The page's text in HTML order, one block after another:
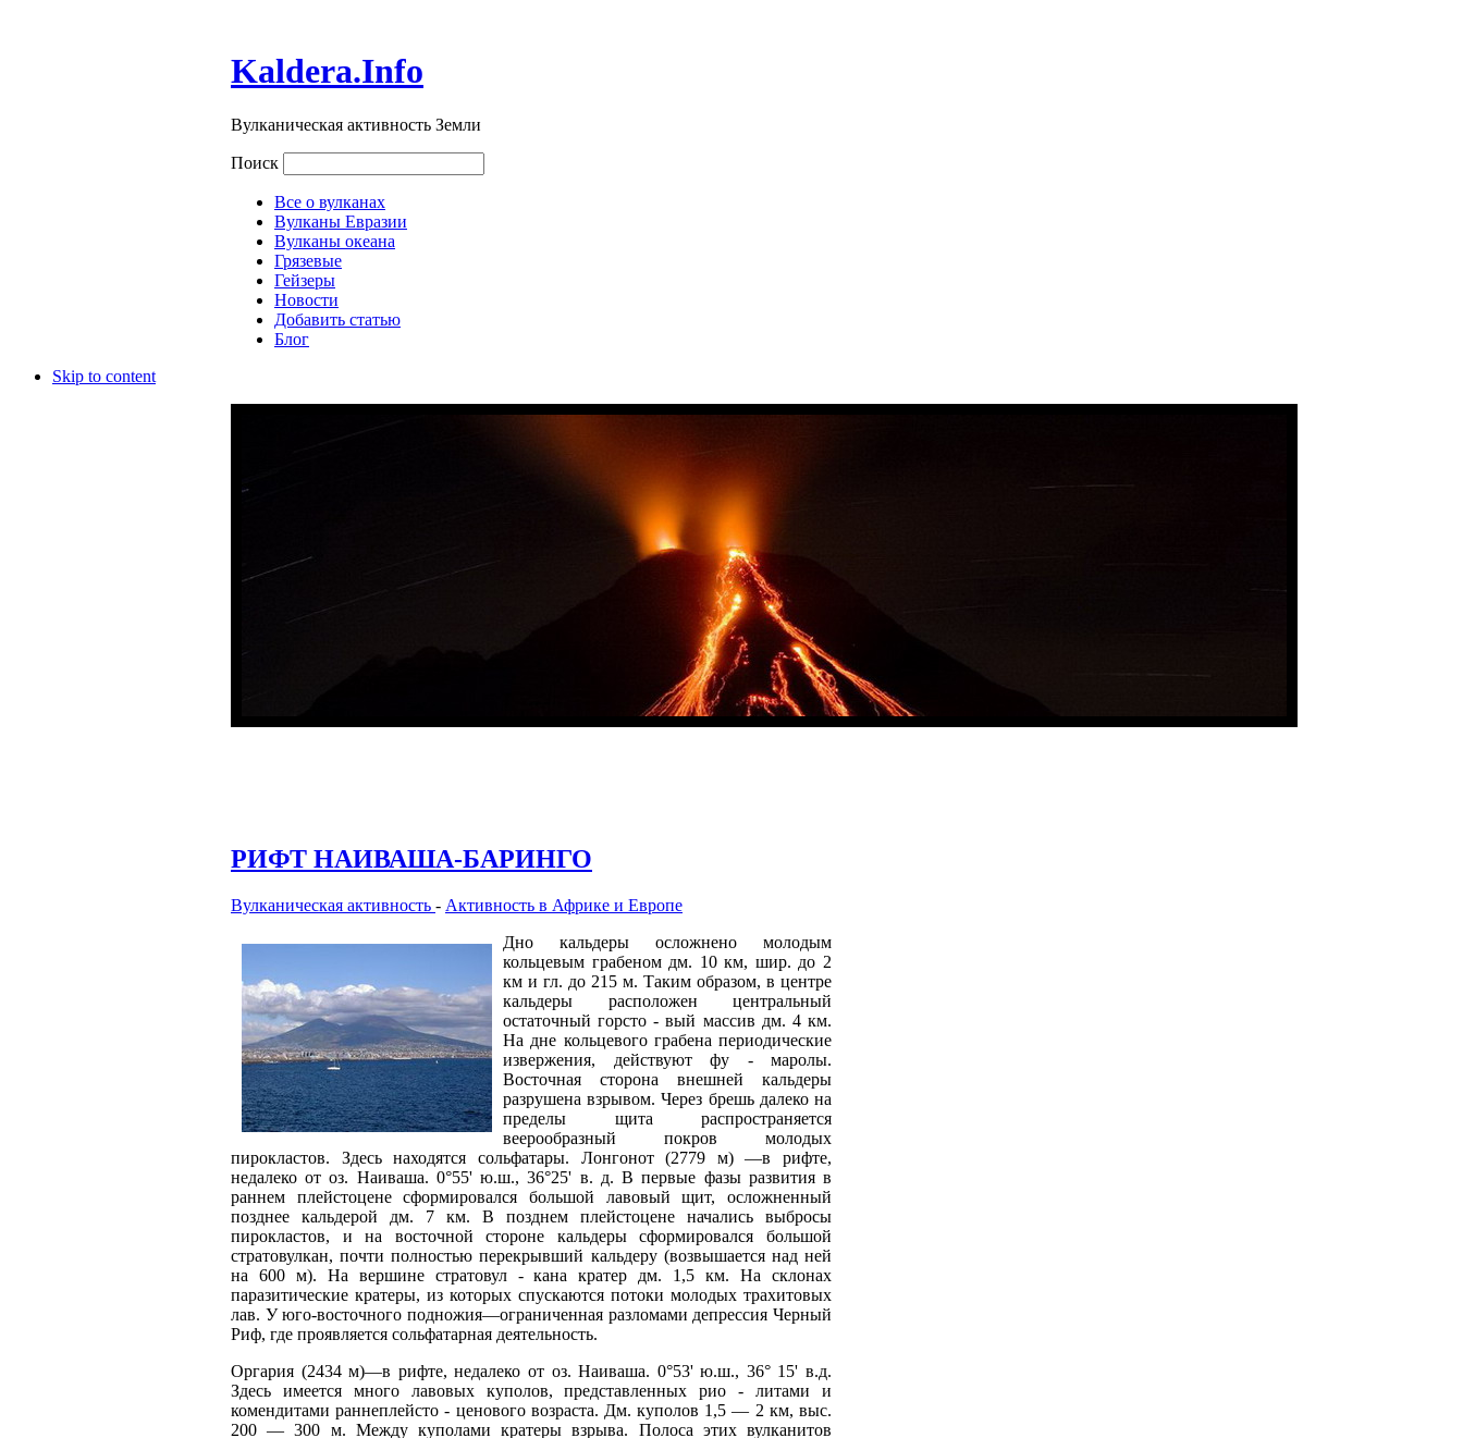
Kaldera.Info
Вулканическая активность Земли
Поиск
Все о вулканах
Вулканы Евразии
Вулканы океана
Грязевые
Гейзеры
Новости
Добавить статью
Блог
Skip to content
РИФТ НАИВАША-БАРИНГО
Вулканическая активность - Активность в Африке и Европе
Дно кальдеры осложнено молодым
кольцевым грабеном дм. 10 км, шир. до 2
км и гл. до 215 м. Таким образом, в центре
кальдеры расположен центральный
остаточный горсто - вый массив дм. 4 км.
На дне кольцевого грабена периодические
извержения, действуют фу - маролы.
Восточная сторона внешней кальдеры
разрушена взрывом. Через брешь далеко на
пределы щита распространяется
веерообразный покров молодых
пирокластов. Здесь находятся сольфатары. Лонгонот (2779 м) —в рифте,
недалеко от оз. Наиваша. 0°55' ю.ш., 36°25' в. д. В первые фазы развития в
раннем плейстоцене сформировался большой лавовый щит, осложненный
позднее кальдерой дм. 7 км. В позднем плейстоцене начались выбросы
пирокластов, и на восточной стороне кальдеры сформировался большой
стратовулкан, почти полностью перекрывший кальдеру (возвышается над ней
на 600 м). На вершине стратовул - кана кратер дм. 1,5 км. На склонах
паразитические кратеры, из которых спускаются потоки молодых трахитовых
лав. У юго-восточного подножия—ограниченная разломами депрессия Черный
Риф, где проявляется сольфатарная деятельность.
Оргария (2434 м)—в рифте, недалеко от оз. Наиваша. 0°53' ю.ш., 36° 15' в.д.
Здесь имеется много лавовых куполов, представленных рио - литами и
комендитами раннеплейсто - ценового возраста. Дм. куполов 1,5 — 2 км, выс.
200 — 300 м. Между куполами кратеры взрыва. Полоса этих вулканитов